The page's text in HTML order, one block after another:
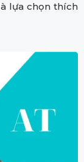
lựa chọn thích